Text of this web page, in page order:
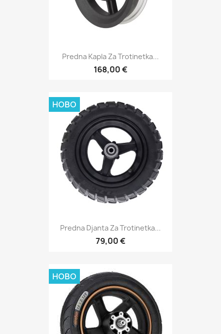
Predna Kapla Za Trotinetka...
168,00 €
Predna Djanta Za Trotinetka...
79,00 €
НОВО
НОВО